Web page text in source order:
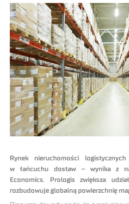
Rynek nieruchomości
w łańcuchu dostaw – wynika z
Economics. Prologis zwiększa
rozbudowuje globalną powierzchnię